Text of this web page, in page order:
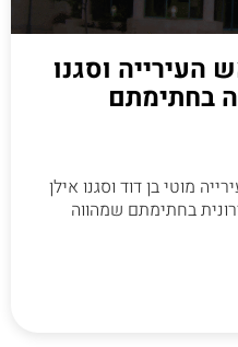
וסגנו
בחתימתם
מוטי בן דוד וסגנו אילן
בחתימתם שמהווה